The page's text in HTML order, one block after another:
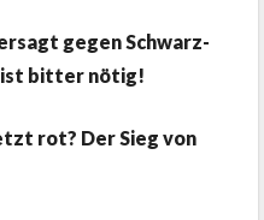
gegen Schwarz-
ist bitter nötig!
rot? Der Sieg von